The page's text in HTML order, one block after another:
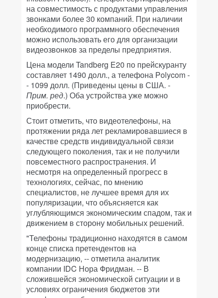
на совместимость с продуктами управления
звонками более 30 компаний. При наличии
необходимого программного обеспечения
можно использовать его для организации
видеозвонков за пределы предприятия.
Цена модели Tandberg E20 по прейскуранту
составляет 1490 долл., а телефона Polycom -
- 1099 долл. (Приведены цены в США. -
Прим. ред.) Оба устройства уже можно
приобрести.
Стоит отметить, что видеотелефоны, на
протяжении ряда лет рекламировавшиеся в
качестве средств индивидуальной связи
следующего поколения, так и не получили
повсеместного распространения. И
несмотря на определенный прогресс в
технологиях, сейчас, по мнению
специалистов, не лучшее время для их
популяризации, что объясняется как
углубляющимся экономическим спадом, так и
движением в сторону мобильных решений.
"Телефоны традиционно находятся в самом
конце списка претендентов на
модернизацию, -- отметила аналитик
компании IDC Нора Фридман. -- В
сложившейся экономической ситуации и в
условиях ограничения бюджетов эти